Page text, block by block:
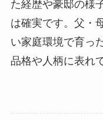
た経歴や豪邸の様
は確実です。父・
い家庭環境で育っ
品格や人柄に表れ